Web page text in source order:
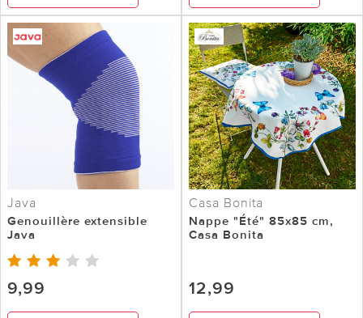
Java
Genouillère extensible
Java
9,99
Casa Bonita
Nappe "Été" 85x85 cm,
Casa Bonita
12,99